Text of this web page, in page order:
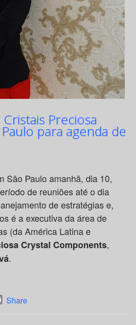
Preciosa
para agenda de
São Paulo amanhã, dia 10,
de reuniões até o dia
de estratégias e,
é a executiva da área de
(da América Latina e
Crystal Components,
.
Email
Share